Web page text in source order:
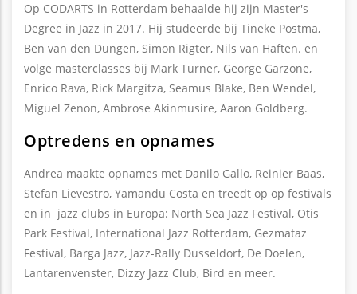
Op CODARTS in Rotterdam behaalde hij zijn Master's
Degree in Jazz in 2017. Hij studeerde bij Tineke Postma,
Ben van den Dungen, Simon Rigter, Nils van Haften. en
volge masterclasses bij Mark Turner, George Garzone,
Enrico Rava, Rick Margitza, Seamus Blake, Ben Wendel,
Miguel Zenon, Ambrose Akinmusire, Aaron Goldberg.
Optredens en opnames
Andrea maakte opnames met Danilo Gallo, Reinier Baas,
Stefan Lievestro, Yamandu Costa en treedt op op festivals
en in jazz clubs in Europa: North Sea Jazz Festival, Otis
Park Festival, International Jazz Rotterdam, Gezmataz
Festival, Barga Jazz, Jazz-Rally Dusseldorf, De Doelen,
Lantarenvenster, Dizzy Jazz Club, Bird en meer.